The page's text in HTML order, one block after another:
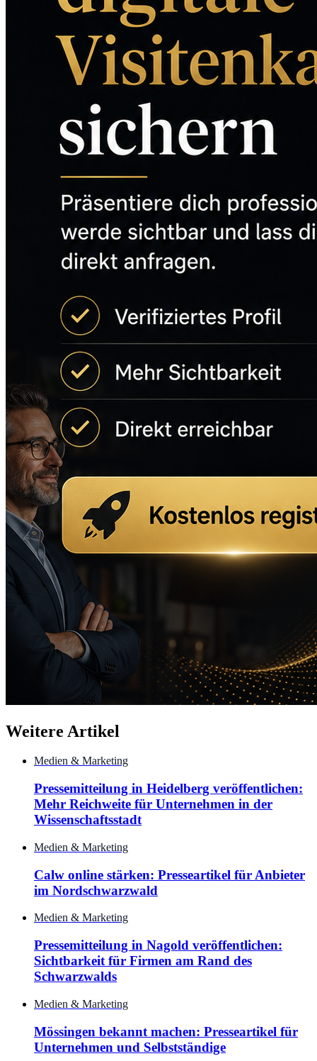
Weitere Artikel
Medien & Marketing
Pressemitteilung in Heidelberg veröffentlichen:
Mehr Reichweite für Unternehmen in der
Wissenschaftsstadt
Medien & Marketing
Calw online stärken: Presseartikel für Anbieter
im Nordschwarzwald
Medien & Marketing
Pressemitteilung in Nagold veröffentlichen:
Sichtbarkeit für Firmen am Rand des
Schwarzwalds
Medien & Marketing
Mössingen bekannt machen: Presseartikel für
Unternehmen und Selbstständige